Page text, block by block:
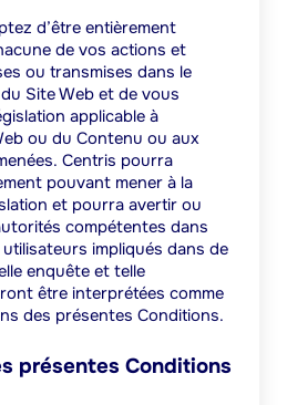
d’être entièrement
de vos actions et
ou transmises dans le
Site Web et de vous
applicable à
ou du Contenu ou aux
Centris pourra
pouvant mener à la
et pourra avertir ou
compétentes dans
impliqués dans de
enquête et telle
être interprétées comme
des présentes Conditions.
présentes Conditions